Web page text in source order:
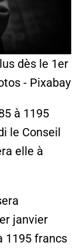
dès le 1er
- Pixabay
à 1195
le Conseil
elle à
janvier
1195 francs